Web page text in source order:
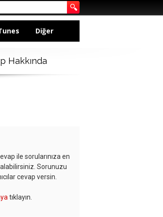
Diğer
Hakkında
ile sorularınıza en
Sorunuzu
cevap versin.
tıklayın.